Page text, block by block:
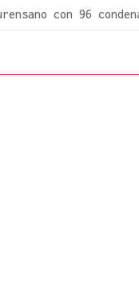
con 96